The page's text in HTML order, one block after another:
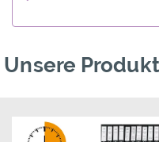
Unsere